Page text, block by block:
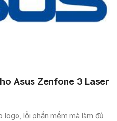
Asus Zenfone 3 Laser
logo, lỗi phần mềm mà làm đủ